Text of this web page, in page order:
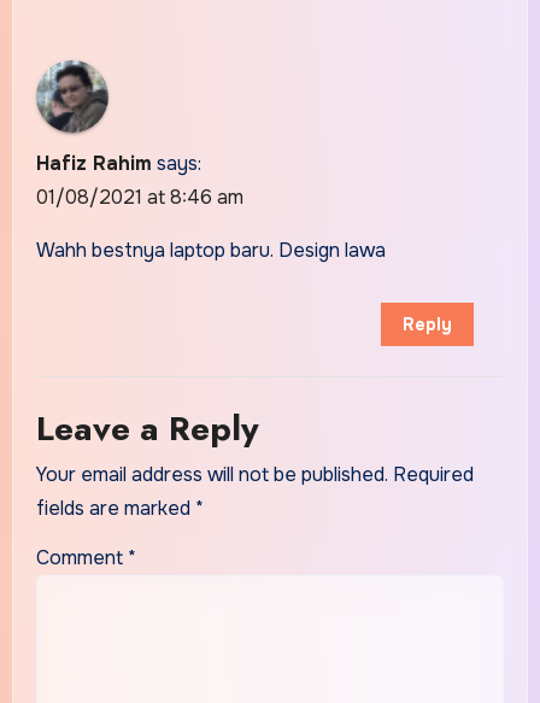
Hafiz Rahim says:
01/08/2021 at 8:46 am
Wahh bestnya laptop baru. Design lawa
Reply
Leave a Reply
Your email address will not be published. Required
fields are marked *
Comment *